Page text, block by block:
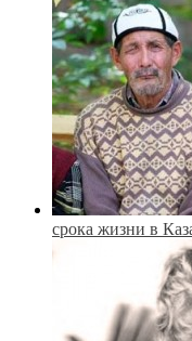
срока жизни в